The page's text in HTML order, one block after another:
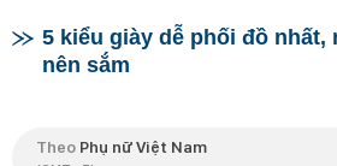
5 kiểu giày dễ phối đồ nhất,
nên sắm
Theo Phụ nữ Việt Nam